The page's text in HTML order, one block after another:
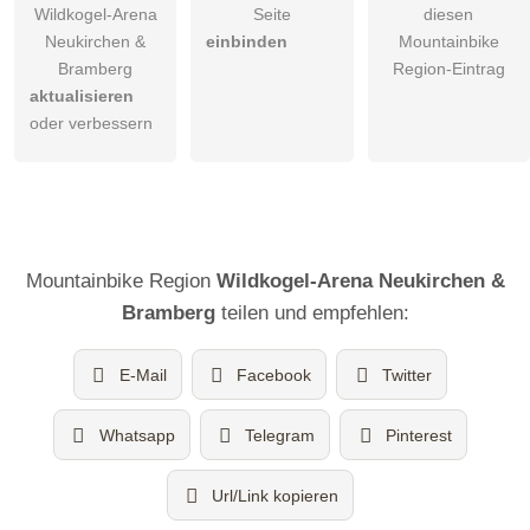
Baumgartenalm
4D - Baumgartenalm
Wildkogel-Arena
Neukirchen &
Bramberg
aktualisieren
oder verbessern
Seite
einbinden
diesen
Mountainbike
Region-Eintrag
Mountainbike Region Wildkogel-Arena Neukirchen &
Brambergteilen und empfehlen:
E-Mail Facebook Twitter
Whatsapp Telegram Pinterest
Url/Link kopieren